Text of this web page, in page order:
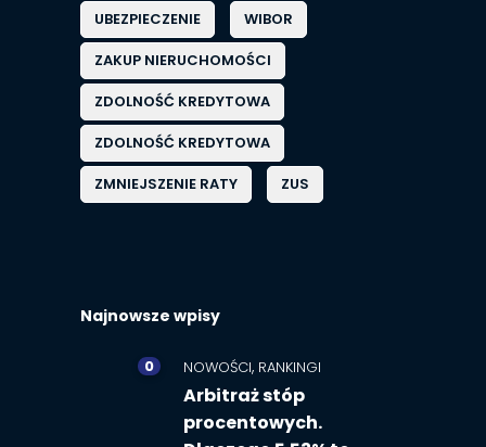
UBEZPIECZENIE
WIBOR
ZAKUP NIERUCHOMOŚCI
ZDOLNOŚĆ KREDYTOWA
ZDOLNOŚĆ KREDYTOWA
ZMNIEJSZENIE RATY
ZUS
Najnowsze wpisy
0 NOWOŚCI, RANKINGI
Arbitraż stóp
procentowych.